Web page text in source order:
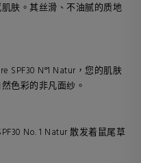
肤。其丝滑、不油腻的质地
SPF30 N°1 Natur，您的肌肤
色彩的非凡面纱。
No. 1 Natur 散发着鼠尾草